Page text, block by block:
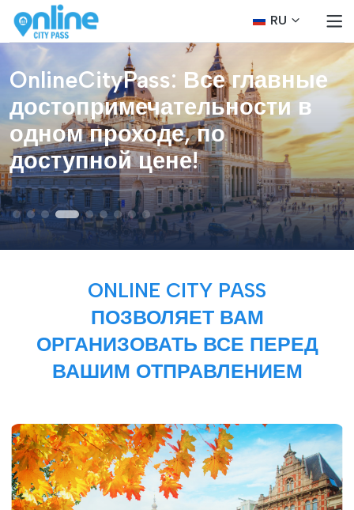
RU
OnlineCityPass: Все главные
достопримечательности в
одном проходе, по
доступной цене!
ONLINE CITY PASS
ПОЗВОЛЯЕТ ВАМ
ОРГАНИЗОВАТЬ ВСЕ ПЕРЕД
ВАШИМ ОТПРАВЛЕНИЕМ